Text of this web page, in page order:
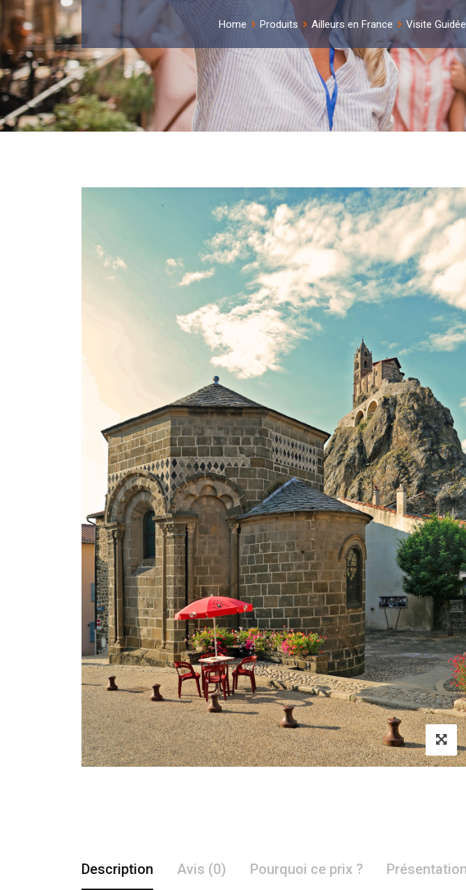
Home Produits Ailleurs en France Visite
Description Avis (0) Pourquoi ce prix ?